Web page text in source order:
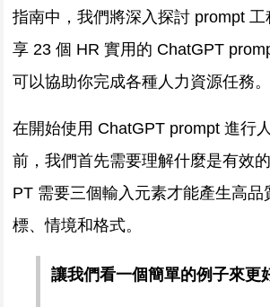
指南中，我們將深入探討 prompt
享 23 個 HR 實用的 ChatGPT
可以協助你完成各種人力資源任務。
在開始使用 ChatGPT prompt 進行
前，我們首先需要理解什麼是有效
PT 需要三個輸入元素才能產生高品
標、情境和格式。
讓我們看一個簡單的例子來更